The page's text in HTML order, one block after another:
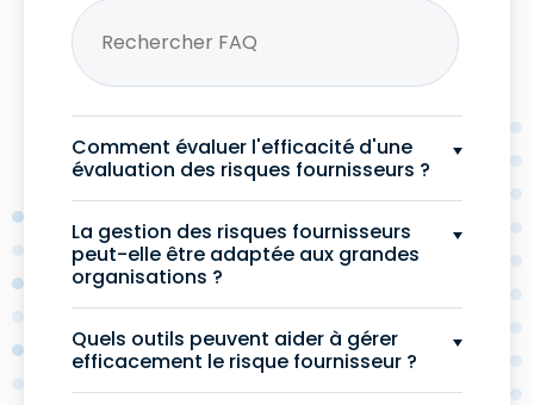
Comment évaluer l'efficacité d'une
évaluation des risques fournisseurs ?
La gestion des risques fournisseurs
peut-elle être adaptée aux grandes
organisations ?
Quels outils peuvent aider à gérer
efficacement le risque fournisseur ?